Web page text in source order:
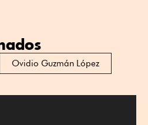
Ovidio Guzmán López